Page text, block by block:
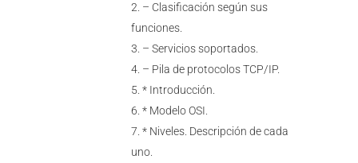
– Clasificación según sus
funciones.
– Servicios soportados.
– Pila de protocolos TCP/IP.
* Introducción.
* Modelo OSI.
* Niveles. Descripción de cada
uno.